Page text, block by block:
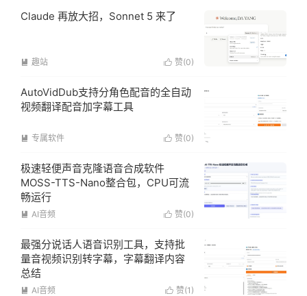
Claude 再放大招，Sonnet 5 来了
 赞(0)
 趣站
AutoVidDub支持分角色配音的全自动
视频翻译配音加字幕工具
 赞(0)
 专属软件
极速轻便声音克隆语音合成软件
MOSS-TTS-Nano整合包，CPU可流
畅运行
 赞(0)
 AI音频
最强分说话人语音识别工具，支持批
量音视频识别转字幕，字幕翻译内容
总结
 赞(1 )
 AI音频